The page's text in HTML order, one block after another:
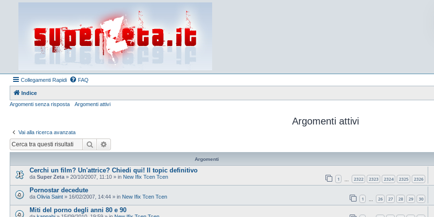
Collegamenti Rapidi FAQ
Indice
Argomenti senza risposta
Argomenti attivi
Argomenti attivi
Vai alla ricerca avanzata
Cerca
Argomenti
Cerchi un film? Un'attrice? Chiedi qui! Il topic definitivo
da Super Zeta » 20/10/2007, 11:10 » in New Ifix Tcen Tcen 1 2322 2323 2324 2325 2326
Pornostar decedute
da Olivia Saint » 16/02/2007, 14:44 » in New Ifix Tcen Tcen 1 26 27 28 29 30
Miti del porno degli anni 80 e 90